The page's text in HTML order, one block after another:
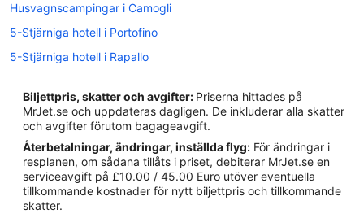
Husvagnscampingar i Camogli
5-Stjärniga hotell i Portofino
5-Stjärniga hotell i Rapallo
4-Stjärniga hotell i Sestri Levante
Hotell i Bogliasco
Hotell i Camogli
Hotell i Cavi
Hotell i Chiavari
Biljettpris, skatter och avgifter: Priserna hittades på
MrJet.se och uppdateras dagligen. De inkluderar alla skatter
och avgifter förutom bagageavgift.
Återbetalningar, ändringar, inställda flyg: För ändringar i
resplanen, om sådana tillåts i priset, debiterar MrJet.se en
serviceavgift på £10.00 / 45.00 Euro utöver eventuella
tillkommande kostnader för nytt biljettpris och tillkommande
skatter.